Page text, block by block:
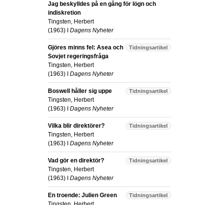
Jag beskylldes på en gång för lögn och
indiskretion
Tingsten, Herbert
(1963) I Dagens Nyheter
Tidningsartikel
Gjöres minns fel: Asea och
Sovjet regeringsfråga
Tingsten, Herbert
(1963) I Dagens Nyheter
Tidningsartikel
Boswell håller sig uppe
Tingsten, Herbert
(1963) I Dagens Nyheter
Tidningsartikel
Vilka blir direktörer?
Tingsten, Herbert
(1963) I Dagens Nyheter
Tidningsartikel
Vad gör en direktör?
Tingsten, Herbert
(1963) I Dagens Nyheter
Tidningsartikel
En troende: Julien Green